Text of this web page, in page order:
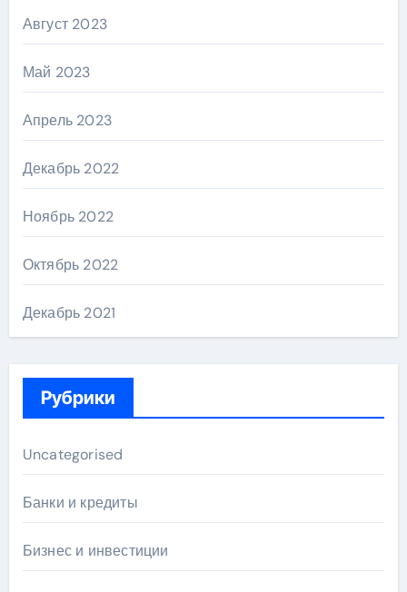
Август 2023
Май 2023
Апрель 2023
Декабрь 2022
Ноябрь 2022
Октябрь 2022
Декабрь 2021
Рубрики
Uncategorised
Банки и кредиты
Бизнес и инвестиции